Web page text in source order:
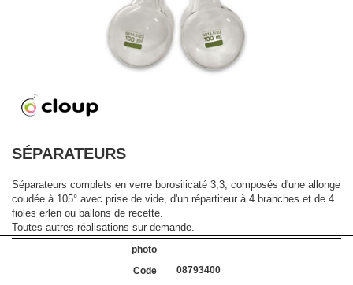
SÉPARATEURS
Séparateurs complets en verre borosilicaté 3,3, composés d'une allonge
coudée à 105° avec prise de vide, d'un répartiteur à 4 branches et de 4
fioles erlen ou ballons de recette.
Toutes autres réalisations sur demande.
08793400